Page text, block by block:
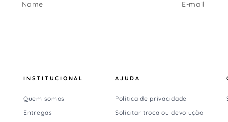
INSTITUCIONAL
Quem somos
Entregas
AJUDA
Política de privacidade
Solicitar troca ou devolução